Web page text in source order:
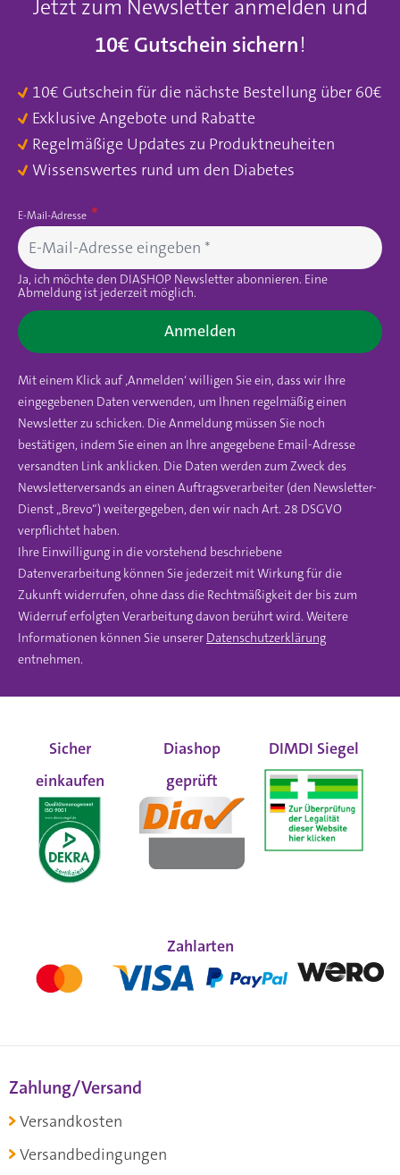
Jetzt zum Newsletter anmelden und
10€ Gutschein sichern!
10€ Gutschein für die nächste Bestellung über 60€
Exklusive Angebote und Rabatte
Regelmäßige Updates zu Produktneuheiten
Wissenswertes rund um den Diabetes
E-Mail-Adresse
Ja, ich möchte den DIASHOP Newsletter abonnieren. Eine
Abmeldung ist jederzeit möglich.
Anmelden
Mit einem Klick auf ‚Anmelden‘ willigen Sie ein, dass wir Ihre
eingegebenen Daten verwenden, um Ihnen regelmäßig einen
Newsletter zu schicken. Die Anmeldung müssen Sie noch
bestätigen, indem Sie einen an Ihre angegebene Email-Adresse
versandten Link anklicken. Die Daten werden zum Zweck des
Newsletterversands an einen Auftragsverarbeiter (den Newsletter-
Dienst „Brevo“) weitergegeben, den wir nach Art. 28 DSGVO
verpflichtet haben.
Ihre Einwilligung in die vorstehend beschriebene
Datenverarbeitung können Sie jederzeit mit Wirkung für die
Zukunft widerrufen, ohne dass die Rechtmäßigkeit der bis zum
Widerruf erfolgten Verarbeitung davon berührt wird. Weitere
Informationen können Sie unserer Datenschutzerklärung
entnehmen.
Sicher
einkaufen
Diashop
geprüft
DIMDI Siegel
Zahlarten
Zahlung/Versand
Versandkosten
Versandbedingungen